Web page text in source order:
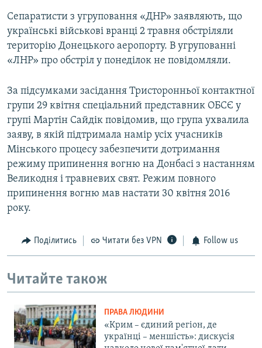
Сепаратисти з угруповання «ДНР» заявляють, що
українські військові вранці 2 травня обстріляли
територію Донецького аеропорту. В угрупованні
«ЛНР» про обстріл у понеділок не повідомляли.
За підсумками засідання Тристоронньої контактної
групи 29 квітня спеціальний представник ОБСЄ у
групі Мартін Сайдік повідомив, що група ухвалила
заяву, в якій підтримала намір усіх учасників
Мінського процесу забезпечити дотримання
режиму припинення вогню на Донбасі з настанням
Великодня і травневих свят. Режим повного
припинення вогню мав настати 30 квітня 2016
року.
Поділитись Читати без VPN Follow us
Читайте також
ПРАВА ЛЮДИНИ
«Крим – єдиний регіон, де
українці – меншість»: дискусія